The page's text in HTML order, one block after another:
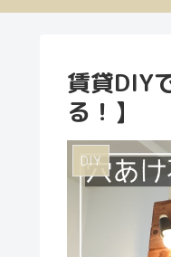
賃貸DIY
る！】
DIY